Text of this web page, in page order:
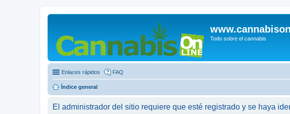
Todo sobre el cannabis
Enlaces rápidos FAQ
Índice general
El administrador del sitio requiere que esté registrado y se haya